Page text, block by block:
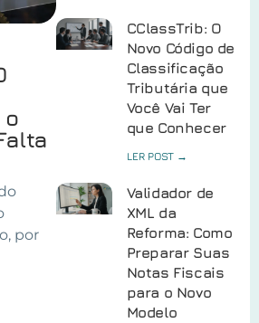
o
por
CClassTrib: O
Novo Código de
Classificação
Tributária que
Você Vai Ter
que Conhecer
LER POST →
Validador de
XML da
Reforma: Como
Preparar Suas
Notas Fiscais
para o Novo
Modelo